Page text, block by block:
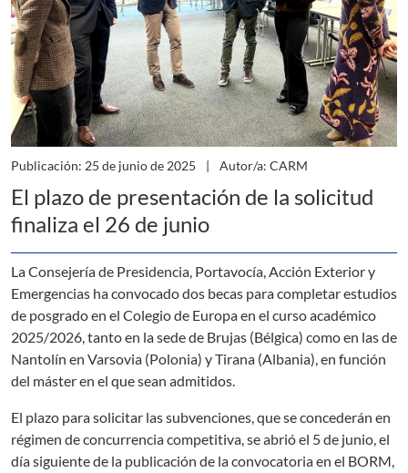
Publicación: 25 de junio de 2025 Autor/a: CARM
El plazo de presentación de la solicitud
finaliza el 26 de junio
La Consejería de Presidencia, Portavocía, Acción Exterior y
Emergencias ha convocado dos becas para completar estudios
de posgrado en el Colegio de Europa en el curso académico
2025/2026, tanto en la sede de Brujas (Bélgica) como en las de
Nantolín en Varsovia (Polonia) y Tirana (Albania), en función
del máster en el que sean admitidos.
El plazo para solicitar las subvenciones, que se concederán en
régimen de concurrencia competitiva, se abrió el 5 de junio, el
día siguiente de la publicación de la convocatoria en el BORM,